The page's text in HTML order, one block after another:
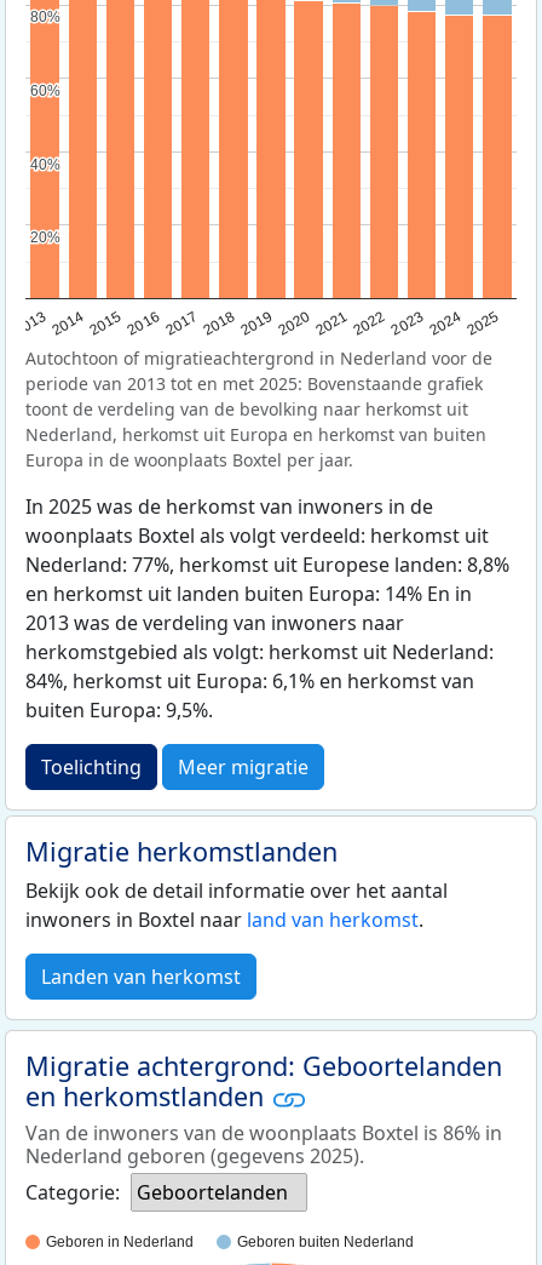
20132014201520162017 20182019 202020212022202320242025
20%
20%
40%
40%
60%
60%
80%
80%
Autochtoon of migratieachtergrond in Nederland voor de
periode van 2013 tot en met 2025: Bovenstaande grafiek
toont de verdeling van de bevolking naar herkomst uit
Nederland, herkomst uit Europa en herkomst van buiten
Europa in de woonplaats Boxtel per jaar.
In 2025 was de herkomst van inwoners in de
woonplaats Boxtel als volgt verdeeld: herkomst uit
Nederland: 77%, herkomst uit Europese landen: 8,8%
en herkomst uit landen buiten Europa: 14% En in
2013 was de verdeling van inwoners naar
herkomstgebied als volgt: herkomst uit Nederland:
84%, herkomst uit Europa: 6,1% en herkomst van
buiten Europa: 9,5%.
Toelichting Meer migratie
Migratie herkomstlanden
Bekijk ook de detail informatie over het aantal
inwoners in Boxtel naar land van herkomst.
Landen van herkomst
Migratie achtergrond: Geboortelanden
en herkomstlanden
Van de inwoners van de woonplaats Boxtel is 86% in
Nederland geboren (gegevens 2025).
Categorie:
Geboortelanden
Geboren in Nederland Geboren buiten Nederland